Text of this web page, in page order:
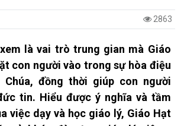
2863
là vai trò trung gian mà Giáo
con người vào trong sự hòa điệu
Chúa, đồng thời giúp con người
tin. Hiểu được ý nghĩa và tầm
việc dạy và học giáo lý, Giáo Hạt